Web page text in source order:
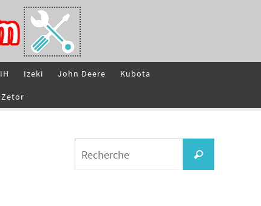
IH Izeki John Deere Kubota
Zetor
Recherche